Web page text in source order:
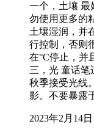
一个，土壤 最
勿使用更多的
土壤湿润，并
行控制，否则
在°C停止，并
三，光 童话笔
秋季接受光线
影。不要暴露
2023年2月14日